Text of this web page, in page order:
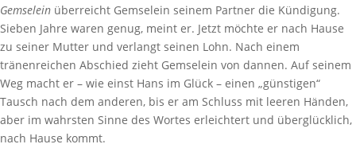
Gemselein überreicht Gemselein seinem Partner die Kündigung.
Sieben Jahre waren genug, meint er. Jetzt möchte er nach Hause
zu seiner Mutter und verlangt seinen Lohn. Nach einem
tränenreichen Abschied zieht Gemselein von dannen. Auf seinem
Weg macht er – wie einst Hans im Glück – einen „günstigen“
Tausch nach dem anderen, bis er am Schluss mit leeren Händen,
aber im wahrsten Sinne des Wortes erleichtert und überglücklich,
nach Hause kommt.